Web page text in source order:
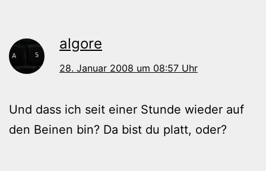
algore
28. Januar 2008 um 08:57 Uhr
Und dass ich seit einer Stunde wieder auf
den Beinen bin? Da bist du platt, oder?